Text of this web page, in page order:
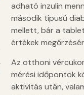
adható inzulin
második típusú
mellett, bár a
értékek
Az otthoni
mérési időpontok
aktivitás után,